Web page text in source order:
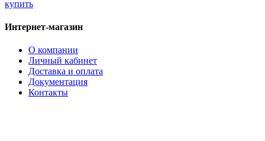
купить
Интернет-магазин
О компании
Личный кабинет
Доставка и оплата
Документация
Контакты